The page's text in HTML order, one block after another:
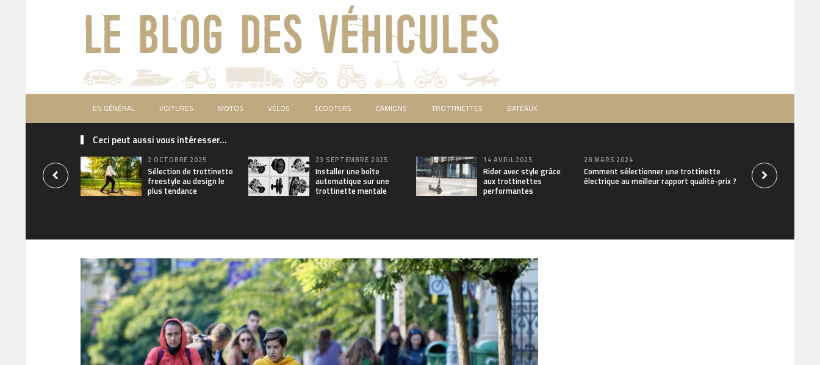
EN GÉNÉRAL VOITURES MOTOS VÉLOS SCOOTERS CAMIONS TROTTINETTES BATEAUX
Ceci peut aussi vous intéresser...
2 OCTOBRE 2025
Sélection de trottinette
freestyle au design le
plus tendance
23 SEPTEMBRE 2025
Installer une boîte
automatique sur une
trottinette mentale
14 AVRIL 2025
Rider avec style grâce
aux trottinettes
performantes
28 MARS 2024
Comment sélectionner une trottinette
électrique au meilleur rapport qualité-prix ?